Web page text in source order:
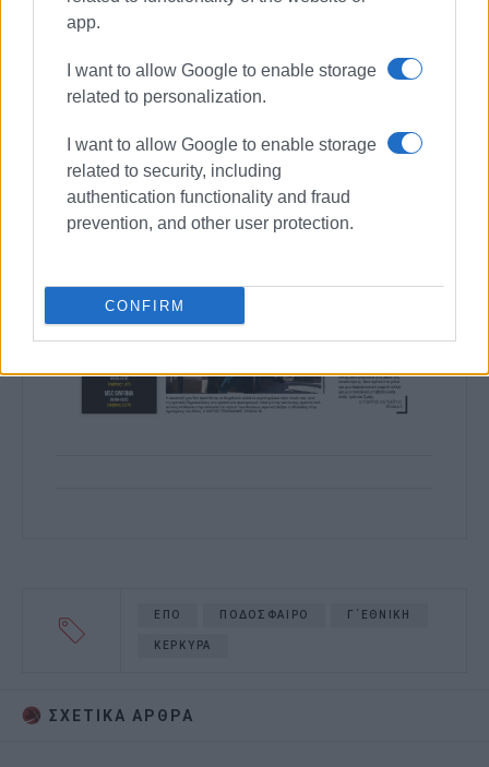
app.
I want to allow Google to enable storage
related to personalization.
I want to allow Google to enable storage
related to security, including
authentication functionality and fraud
prevention, and other user protection.
CONFIRM
EΠΟ ΠΟΔΟΣΦΑΙΡΟ Γ΄ΕΘΝΙΚΗ
ΚΕΡΚΥΡΑ
ΣΧΕΤΙΚA AΡΘΡΑ